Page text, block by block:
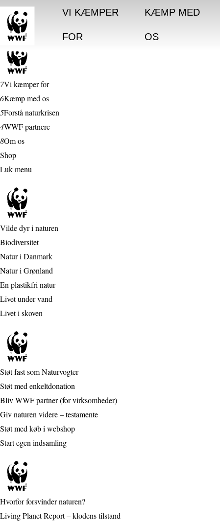
7Vi kæmper for
6Kæmp med os
5Forstå naturkrisen
4WWF partnere
8Om os
Shop
Luk menu
Vilde dyr i naturen
Biodiversitet
Natur i Danmark
Natur i Grønland
En plastikfri natur
Livet under vand
Livet i skoven
Støt fast som Naturvogter
Støt med enkeltdonation
Bliv WWF partner (for virksomheder)
Giv naturen videre – testamente
Støt med køb i webshop
Start egen indsamling
Hvorfor forsvinder naturen?
Living Planet Report – klodens tilstand
VI KÆMPER
FOR
KÆMP MED
OS